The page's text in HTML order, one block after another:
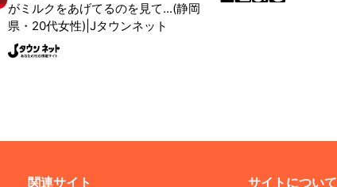
がミルクをあげてるのを見て...(静岡
県・20代女性)|Jタウンネット
関連サイト サイトについて